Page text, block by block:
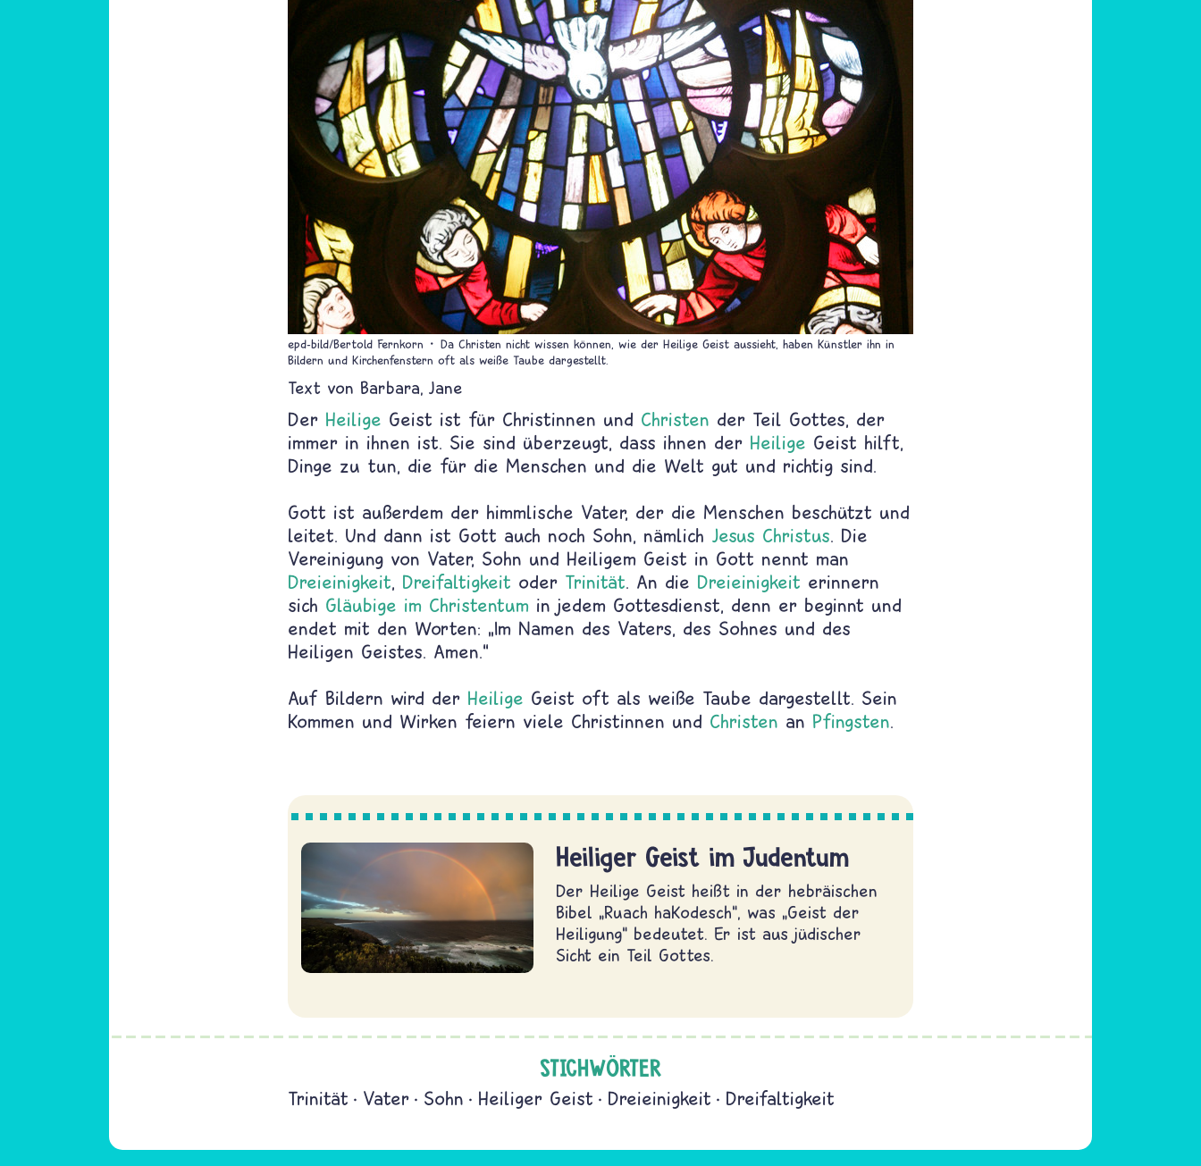
epd-bild/Bertold Fernkorn
Da Christen nicht wissen können, wie der Heilige Geist aussieht, haben Künstler ihn in
Bildern und Kirchenfenstern oft als weiße Taube dargestellt.
Text von Barbara Jane
Der Heilige Geist ist für Christinnen und Christen der Teil Gottes, der
immer in ihnen ist. Sie sind überzeugt, dass ihnen der Heilige Geist hilft,
Dinge zu tun, die für die Menschen und die Welt gut und richtig sind.
Gott ist außerdem der himmlische Vater, der die Menschen beschützt und
leitet. Und dann ist Gott auch noch Sohn, nämlich Jesus Christus. Die
Vereinigung von Vater, Sohn und Heiligem Geist in Gott nennt man
Dreieinigkeit, Dreifaltigkeit oder Trinität. An die Dreieinigkeit erinnern
sich Gläubige im Christentum in jedem Gottesdienst, denn er beginnt und
endet mit den Worten: „Im Namen des Vaters, des Sohnes und des
Heiligen Geistes. Amen.“
Auf Bildern wird der Heilige Geist oft als weiße Taube dargestellt. Sein
Kommen und Wirken feiern viele Christinnen und Christen an Pfingsten.
Heiliger Geist im Judentum
Der Heilige Geist heißt in der hebräischen
Bibel „Ruach haKodesch“, was „Geist der
Heiligung“ bedeutet. Er ist aus jüdischer
Sicht ein Teil Gottes.
STICHWÖRTER
Trinität Vater Sohn Heiliger Geist Dreieinigkeit Dreifaltigkeit